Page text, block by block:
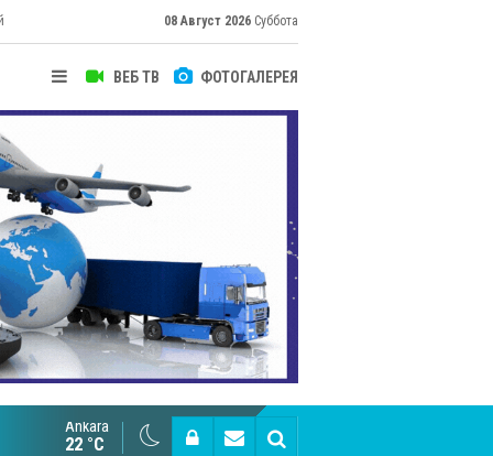
08 Август 2026 Суббота
ВЕБ ТВ ФОТОГАЛЕРЕЯ
Cottonhill покоряет мировые рынки
Ankara
22 °C